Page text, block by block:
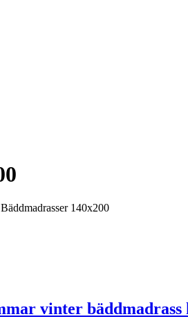
140x200
vinter bäddmadrass